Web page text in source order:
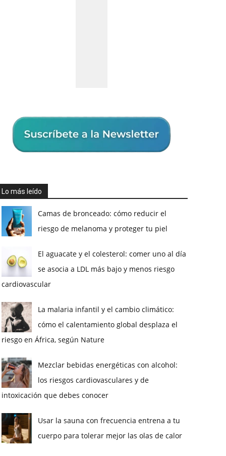
Lo más leído
Camas de bronceado: cómo reducir el
riesgo de melanoma y proteger tu piel
El aguacate y el colesterol: comer uno al día
se asocia a LDL más bajo y menos riesgo
cardiovascular
La malaria infantil y el cambio climático:
cómo el calentamiento global desplaza el
riesgo en África, según Nature
Mezclar bebidas energéticas con alcohol:
los riesgos cardiovasculares y de
intoxicación que debes conocer
Usar la sauna con frecuencia entrena a tu
cuerpo para tolerar mejor las olas de calor